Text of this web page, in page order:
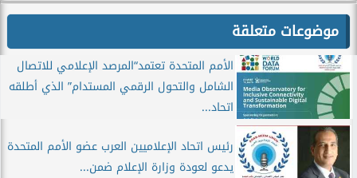
موضوعات متعلقة
الأمم المتحدة تعتمد“المرصد الإعلامي للاتصال
الشامل والتحول الرقمي المستدام” الذي أطلقه
اتحاد...
رئيس اتحاد الإعلاميين العرب عضو الأمم المتحدة
يدعو لعودة وزارة الإعلام ضمن...